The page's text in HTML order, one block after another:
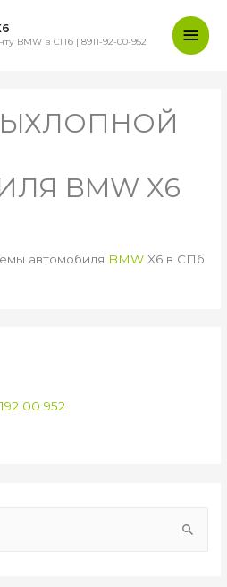
BMW в СПб | 8911-92-00-952
BMW X6
автомобиля BMW X6 в СПб
00 952